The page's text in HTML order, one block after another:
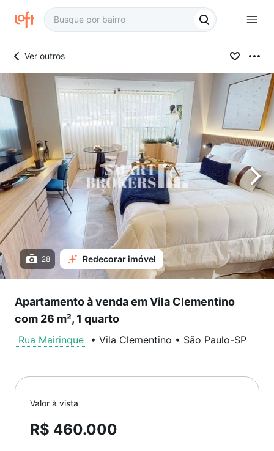
Ver outros
28 Redecorar imóvel
Apartamento à venda em Vila Clementino
com 26 m², 1 quarto
Rua Mairinque • Vila Clementino • São Paulo-SP
Valor à vista
R$ 460.000